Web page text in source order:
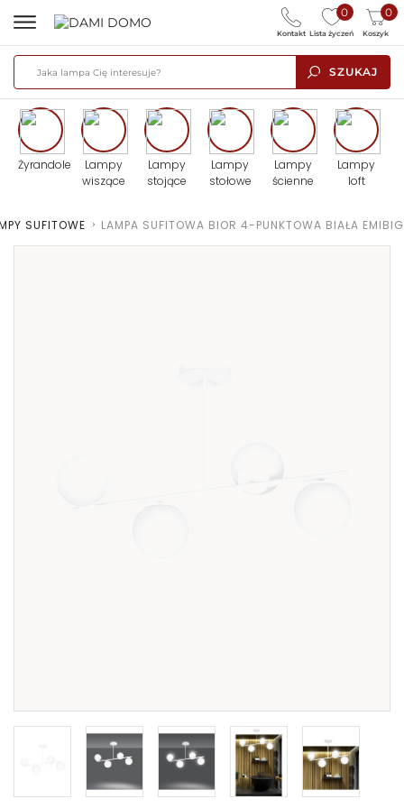
SZUKAJ
0
Lista życzeń
0
Koszyk
Kontakt
Żyrandole
Lampy
wiszące
Lampy
stojące
Lampy
stołowe
Lampy
ścienne
Lampy
loft
SUFITOWE > LAMPA SUFITOWA BIOR 4-PUNKTOWA BIAŁA EMIBIG